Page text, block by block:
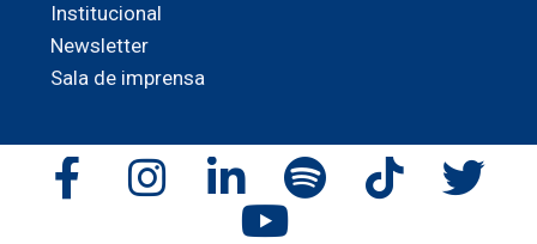
Institucional
Newsletter
Sala de imprensa